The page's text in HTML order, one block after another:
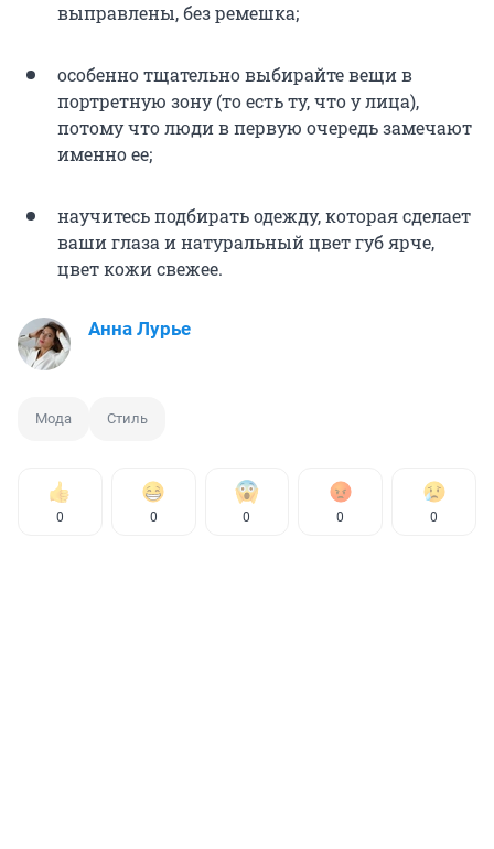
выправлены, без ремешка;
особенно тщательно выбирайте вещи в
портретную зону (то есть ту, что у лица),
потому что люди в первую очередь замечают
именно ее;
научитесь подбирать одежду, которая сделает
ваши глаза и натуральный цвет губ ярче,
цвет кожи свежее.
Анна Лурье
Мода Стиль
0 0 0 0 0